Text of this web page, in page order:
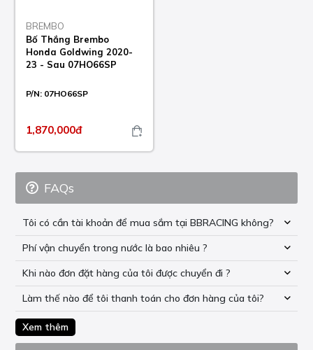
BREMBO
Bố Thắng Brembo
Honda Goldwing 2020-
23 - Sau 07HO66SP
P/N: 07HO66SP
1,870,000đ
FAQs
Tôi có cần tài khoản để mua sắm tại BBRACING không?
Phí vận chuyển trong nước là bao nhiêu ?
Khi nào đơn đặt hàng của tôi được chuyển đi ?
Làm thế nào để tôi thanh toán cho đơn hàng của tôi?
Xem thêm